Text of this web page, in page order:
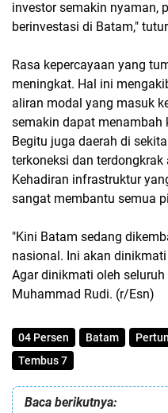
investor semakin nyaman,
berinvestasi di Batam,"
Rasa kepercayaan yang
meningkat. Hal ini
aliran modal yang masuk
semakin dapat menambah
Begitu juga daerah di
terkoneksi dan
Kehadiran infrastruktur
sangat membantu semua
"Kini Batam sedang
nasional. Ini akan
Agar dinikmati oleh
Muhammad Rudi. (r/Esn)
04 Persen Batam
Tembus 7
Baca berikutnya: